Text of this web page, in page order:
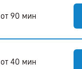
от 90 мин
от 40 мин